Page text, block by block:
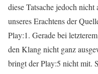
diese Tatsache jedoch
unseres Erachtens der
Play:1. Gerade bei
den Klang nicht ganz
bringt der Play:5 nicht mit.